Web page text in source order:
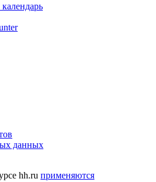
данных
hh.ru применяются